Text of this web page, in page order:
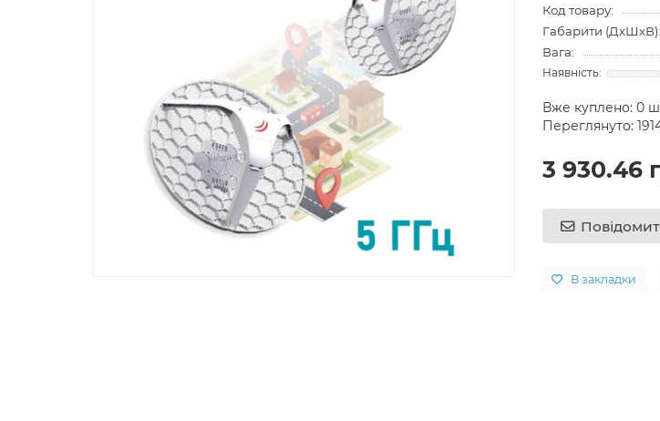
Код товару:
Габарити (ДхШхВ):
Вага:
Вже куплено:0
Переглянуто:
3 930.46
В закладки